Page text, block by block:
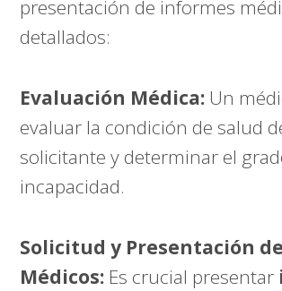
presentación de informes
detallados:
Evaluación Médica: Un
evaluar la condición de salud
solicitante y determinar el
incapacidad.
Solicitud y Presentación
Médicos: Es crucial presentar